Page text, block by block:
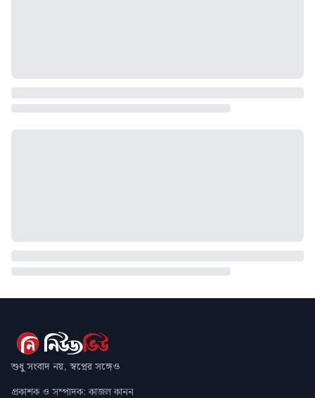
শুধু সংবাদ নয়, স্বপ্নের সঙ্গেও
প্রকাশক ও সম্পাদক: কাজল কানন